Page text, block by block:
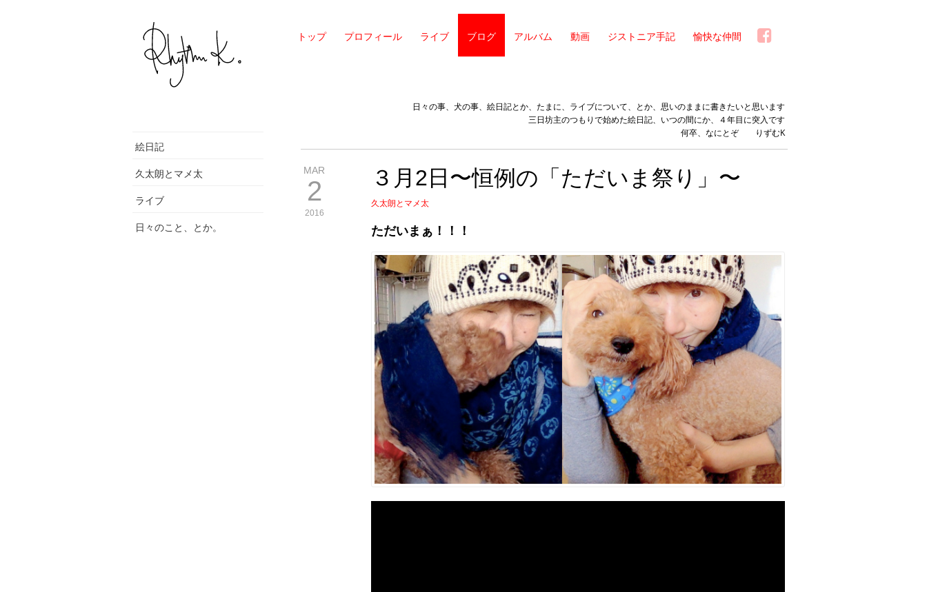
トップ プロフィール ライブ ブログ アルバム 動画 ジストニア手記 愉快な仲間
絵日記
久太朗とマメ太
ライブ
日々のこと、とか。
日々の事、犬の事、絵日記とか、たまに、ライブについて、とか、思いのままに書きたいと思います
三日坊主のつもりで始めた絵日記、いつの間にか、４年目に突入です
何卒、なにとぞ りずむK
MAR
2
2016
３月2日〜恒例の「ただいま祭り」〜
久太朗とマメ太
ただいまぁ！！！